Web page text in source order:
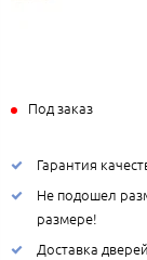
Под заказ
Гарантия
Не подошел
размере!
Доставка